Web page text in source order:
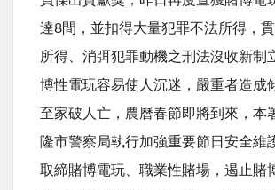
達8間，並扣得大量犯罪不法所得，
所得、消弭犯罪動機之刑法沒收新制
博性電玩容易使人沉迷，嚴重者造成
至家破人亡，農曆春節即將到來，本
隆市警察局執行加強重要節日安全維
取締賭博電玩、職業性賭場，遏止賭